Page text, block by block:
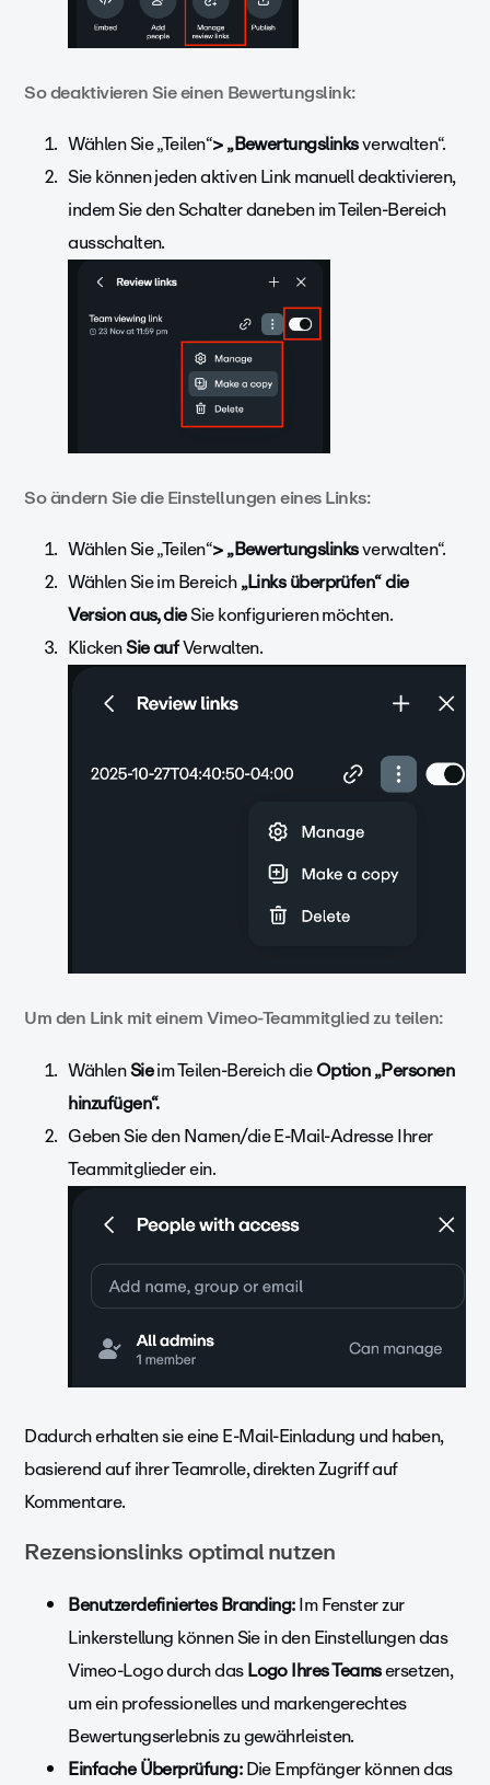
So deaktivieren Sie einen Bewertungslink:
Wählen Sie „Teilen“> „Bewertungslinksverwalten“.
Sie können jeden aktiven Link manuell deaktivieren,
indem Sie denSchalter daneben im Teilen-Bereich
ausschalten.
So ändern Sie die Einstellungen eines Links:
Wählen Sie „Teilen“> „Bewertungslinksverwalten“.
Wählen Sie im Bereich„Links überprüfen“ die
Version aus, dieSie konfigurieren möchten.
KlickenSie aufVerwalten.
Um den Link mit einem Vimeo-Teammitglied zu teilen:
WählenSieim Teilen-Bereich dieOption „Personen
hinzufügen“.
Geben Sie den Namen/die E-Mail-Adresse Ihrer
Teammitglieder ein.
Dadurch erhalten sie eine E-Mail-Einladung und haben,
basierend auf ihrer Teamrolle, direkten Zugriff auf
Kommentare.
Rezensionslinks optimal nutzen
Benutzerdefiniertes Branding:Im Fenster zur
Linkerstellung können Sie in denEinstellungen das
Vimeo-Logo durch dasLogo Ihres Teamsersetzen,
um ein professionelles und markengerechtes
Bewertungserlebnis zu gewährleisten.
Einfache Überprüfung:Die Empfänger können das